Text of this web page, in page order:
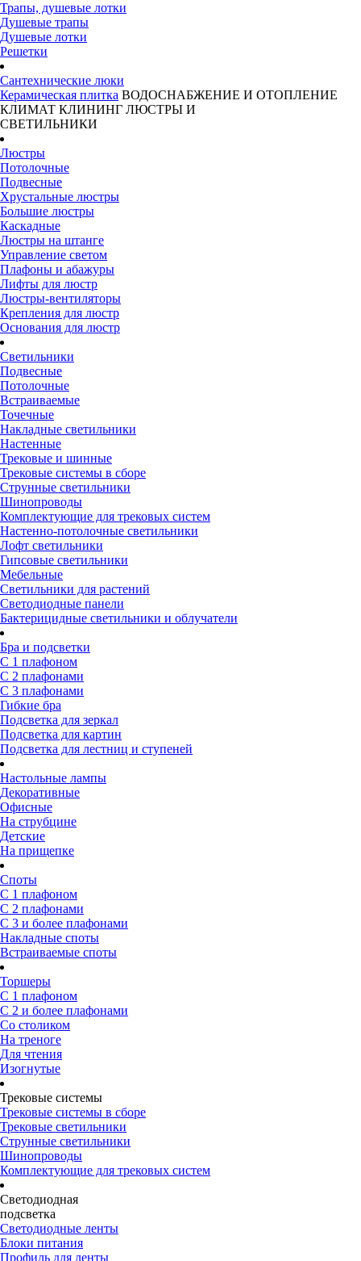
Трапы, душевые лотки
Душевые трапы
Душевые лотки
Решетки
Сантехнические люки
Керамическая плитка ВОДОСНАБЖЕНИЕ И ОТОПЛЕНИЕ
КЛИМАТ КЛИНИНГ ЛЮСТРЫ И
СВЕТИЛЬНИКИ
Люстры
Потолочные
Подвесные
Хрустальные люстры
Большие люстры
Каскадные
Люстры на штанге
Управление светом
Плафоны и абажуры
Лифты для люстр
Люстры-вентиляторы
Крепления для люстр
Основания для люстр
Светильники
Подвесные
Потолочные
Встраиваемые
Точечные
Накладные светильники
Настенные
Трековые и шинные
Трековые системы в сборе
Струнные светильники
Шинопроводы
Комплектующие для трековых систем
Настенно-потолочные светильники
Лофт светильники
Гипсовые светильники
Мебельные
Светильники для растений
Светодиодные панели
Бактерицидные светильники и облучатели
Бра и подсветки
С 1 плафоном
С 2 плафонами
С 3 плафонами
Гибкие бра
Подсветка для зеркал
Подсветка для картин
Подсветка для лестниц и ступеней
Настольные лампы
Декоративные
Офисные
На струбцине
Детские
На прищепке
Споты
С 1 плафоном
С 2 плафонами
С 3 и более плафонами
Накладные споты
Встраиваемые споты
Торшеры
С 1 плафоном
С 2 и более плафонами
Со столиком
На треноге
Для чтения
Изогнутые
Трековые системы
Трековые системы в сборе
Трековые светильники
Струнные светильники
Шинопроводы
Комплектующие для трековых систем
Светодиодная
подсветка
Светодиодные ленты
Блоки питания
Профиль для ленты